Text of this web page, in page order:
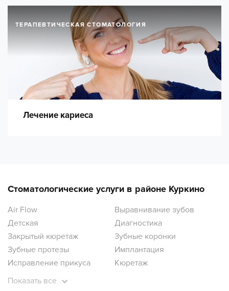
ТЕРАПЕВТИЧЕСКАЯ СТОМАТОЛОГИЯ
Лечение кариеса
Стоматологические услуги в районе Куркино
Air Flow
Выравнивание зубов
Детская
Диагностика
Закрытый кюретаж
Зубные коронки
Зубные протезы
Имплантация
Исправление прикуса
Кюретаж
Лечение десен
Показать все